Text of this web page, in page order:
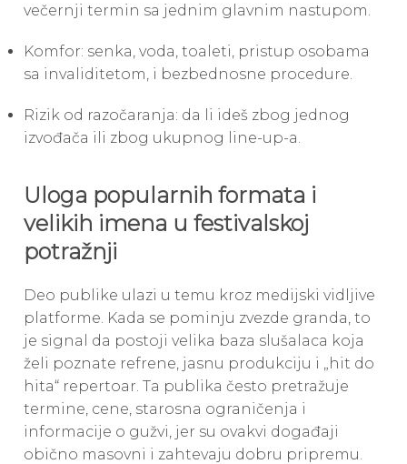
večernji termin sa jednim glavnim nastupom.
Komfor: senka, voda, toaleti, pristup osobama
sa invaliditetom, i bezbednosne procedure.
Rizik od razočaranja: da li ideš zbog jednog
izvođača ili zbog ukupnog line-up-a.
Uloga popularnih formata i
velikih imena u festivalskoj
potražnji
Deo publike ulazi u temu kroz medijski vidljive
platforme. Kada se pominju zvezde granda, to
je signal da postoji velika baza slušalaca koja
želi poznate refrene, jasnu produkciju i „hit do
hita“ repertoar. Ta publika često pretražuje
termine, cene, starosna ograničenja i
informacije o gužvi, jer su ovakvi događaji
obično masovni i zahtevaju dobru pripremu.